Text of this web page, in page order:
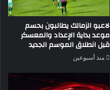
لاعبو الزمالك يطالبون بحسم
موعد بداية الإعداد والمعسكر
قبل انطلاق الموسم الجديد
منذ أسبوعين